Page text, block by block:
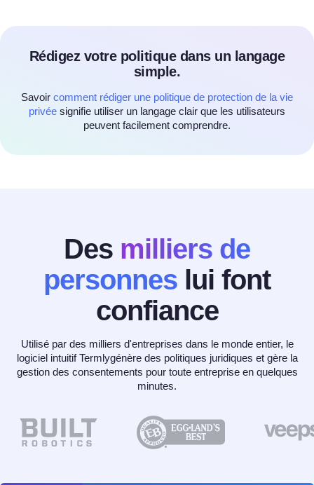
Rédigez votre politique dans un langage
simple.
Savoir comment rédiger une politique de protection de la vie
privée signifie utiliser un langage clair que les utilisateurs
peuvent facilement comprendre.
Des milliers de
personnes lui font
confiance
Utilisé par des milliers d'entreprises dans le monde entier, le
logiciel intuitif Termlygénère des politiques juridiques et gère la
gestion des consentements pour toute entreprise en quelques
minutes.